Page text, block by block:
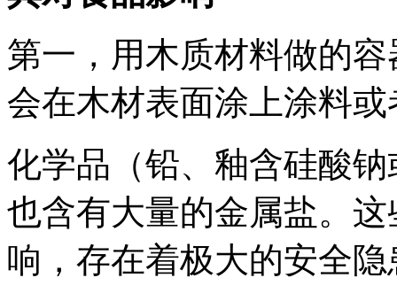
第一，用木质材料做的
会在木材表面涂上涂料或
化学品（铅、釉含硅酸
也含有大量的金属盐。
响，存在着极大的安全隐